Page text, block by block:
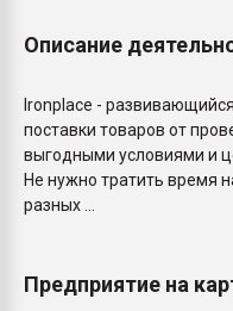
Описание
Ironplace -
поставки товаров от
выгодными условиями и
Не нужно тратить время
разных ...
Предприятие на